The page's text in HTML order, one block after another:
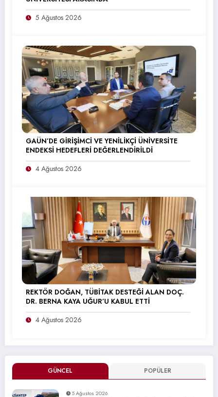
GÜNCEL POPÜLER
5 Ağustos 2026
5 Ağustos 2026
GAÜN’DE GİRİŞİMCİ VE YENİLİKÇİ ÜNİVERSİTE
ENDEKSİ HEDEFLERİ DEĞERLENDİRİLDİ
4 Ağustos 2026
REKTÖR DOĞAN, TÜBİTAK DESTEĞİ ALAN DOÇ.
DR. BERNA KAYA UĞUR’U KABUL ETTİ
4 Ağustos 2026